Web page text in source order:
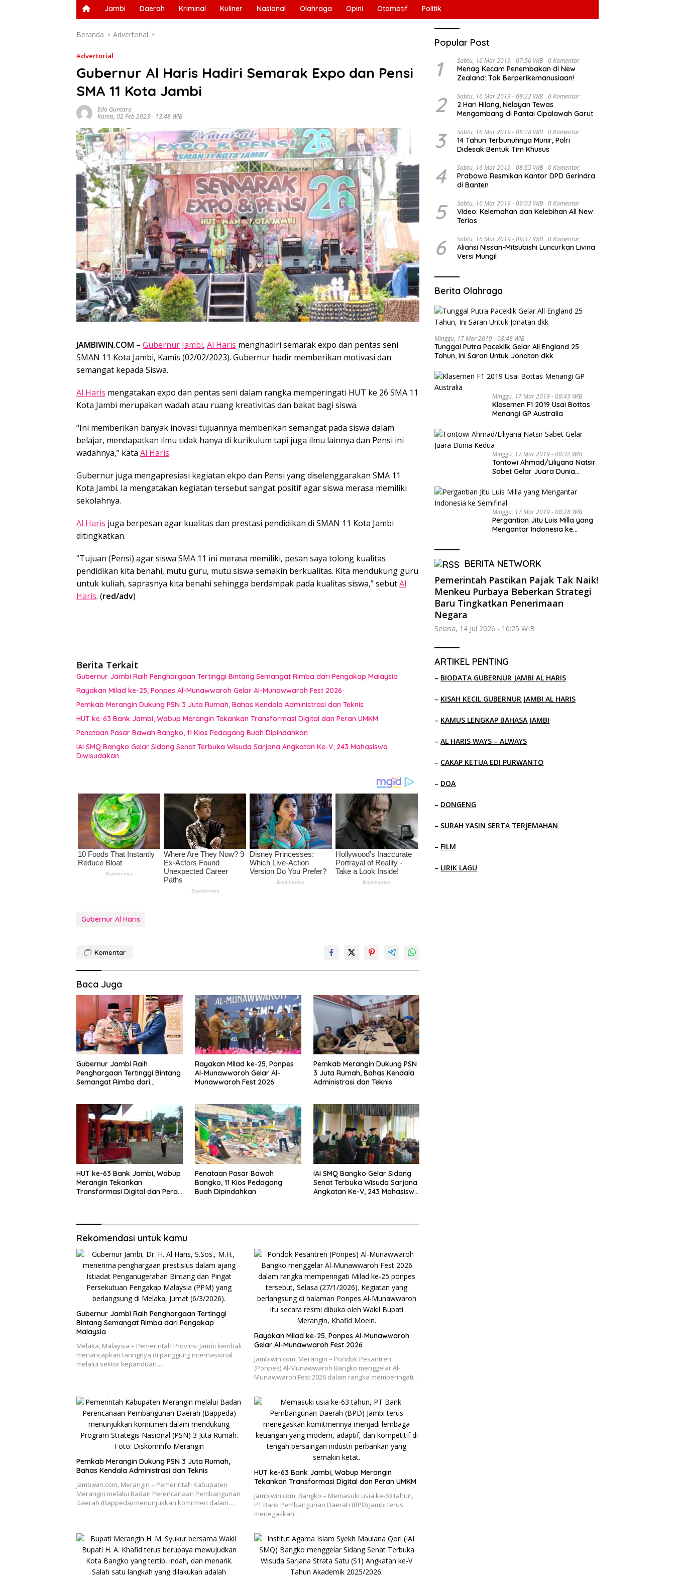
Jambi Daerah Kriminal Kuliner Nasional Olahraga Opini Otomotif Politik
Beranda Advertorial
Advertorial
Gubernur Al Haris Hadiri Semarak Expo dan Pensi
SMA 11 Kota Jambi
Edo Guntara
Kamis, 02 Feb 2023 - 13:48 WIB
JAMBIWIN.COM – Gubernur Jambi, Al Haris menghadiri semarak expo dan pentas seni
SMAN 11 Kota Jambi, Kamis (02/02/2023). Gubernur hadir memberikan motivasi dan
semangat kepada Siswa.
Al Haris mengatakan expo dan pentas seni dalam rangka memperingati HUT ke 26 SMA 11
Kota Jambi merupakan wadah atau ruang kreativitas dan bakat bagi siswa.
“Ini memberikan banyak inovasi tujuannya memberikan semangat pada siswa dalam
belajar, mendapatkan ilmu tidak hanya di kurikulum tapi juga ilmu lainnya dan Pensi ini
wadahnya,” kata Al Haris.
Gubernur juga mengapresiasi kegiatan ekpo dan Pensi yang diselenggarakan SMA 11
Kota Jambi. Ia mengatakan kegiatan tersebut sangat positif agar siswa merasa memiliki
sekolahnya.
Al Haris juga berpesan agar kualitas dan prestasi pendidikan di SMAN 11 Kota Jambi
ditingkatkan.
“Tujuan (Pensi) agar siswa SMA 11 ini merasa memiliki, pesan saya tolong kualitas
pendidikan kita benahi, mutu guru, mutu siswa semakin berkualitas. Kita mendukung guru
untuk kuliah, saprasnya kita benahi sehingga berdampak pada kualitas siswa,” sebutAl
Haris. (red/adv)
Berita Terkait
Gubernur Jambi Raih Penghargaan Tertinggi Bintang Semangat Rimba dari Pengakap Malaysia
Rayakan Milad ke-25, Ponpes Al-Munawwaroh Gelar Al-Munawwaroh Fest 2026
Pemkab Merangin Dukung PSN 3 Juta Rumah, Bahas Kendala Administrasi dan Teknis
HUT ke-63 Bank Jambi, Wabup Merangin Tekankan Transformasi Digital dan Peran UMKM
Penataan Pasar Bawah Bangko, 11 Kios Pedagang Buah Dipindahkan
IAI SMQ Bangko Gelar Sidang Senat Terbuka Wisuda Sarjana Angkatan Ke-V, 243 Mahasiswa
Diwisudakan
Gubernur Al Haris
Komentar
Baca Juga
Gubernur Jambi Raih
Penghargaan Tertinggi Bintang
Semangat Rimba dari
Rayakan Milad ke-25, Ponpes
Al-Munawwaroh Gelar Al-
Munawwaroh Fest 2026
Pemkab Merangin Dukung PSN
3 Juta Rumah, Bahas Kendala
Administrasi dan Teknis
HUT ke-63 Bank Jambi, Wabup
Merangin Tekankan
Transformasi Digital dan Peran
Penataan Pasar Bawah
Bangko, 11 Kios Pedagang
Buah Dipindahkan
IAI SMQ Bangko Gelar Sidang
Senat Terbuka Wisuda Sarjana
Angkatan Ke-V, 243 Mahasiswa
Rekomendasi untuk kamu
Gubernur Jambi Raih Penghargaan Tertinggi
Bintang Semangat Rimba dari Pengakap
Malaysia
Melaka, Malaysia – Pemerintah Provinsi Jambi kembali
menancapkan taringnya di panggung internasional
melalui sektor kepanduan…
Rayakan Milad ke-25, Ponpes Al-Munawwaroh
Gelar Al-Munawwaroh Fest 2026
Jambiwin.com, Merangin – Pondok Pesantren
(Ponpes) Al-Munawwaroh Bangko menggelar Al-
Munawwaroh Fest 2026 dalam rangka memperingati…
Pemkab Merangin Dukung PSN 3 Juta Rumah,
Bahas Kendala Administrasi dan Teknis
Jambiwin.com, Merangin – Pemerintah Kabupaten
Merangin melalui Badan Perencanaan Pembangunan
Daerah (Bappeda) menunjukkan komitmen dalam…
HUT ke-63 Bank Jambi, Wabup Merangin
Tekankan Transformasi Digital dan Peran UMKM
Jambiwin.com, Bangko – Memasuki usia ke-63 tahun,
PT Bank Pembangunan Daerah (BPD) Jambi terus
menegaskan…
Popular Post
1 Sabtu, 16 Mar 2019 - 07:56 WIB 0 Komentar
Menag Kecam Penembakan di New
Zealand: Tak Berperikemanusiaan!
2 Sabtu, 16 Mar 2019 - 08:22 WIB 0 Komentar
2 Hari Hilang, Nelayan Tewas
Mengambang di Pantai Cipalawah Garut
3 Sabtu, 16 Mar 2019 - 08:28 WIB 0 Komentar
14 Tahun Terbunuhnya Munir, Polri
Didesak Bentuk Tim Khusus
4 Sabtu, 16 Mar 2019 - 08:55 WIB 0 Komentar
Prabowo Resmikan Kantor DPD Gerindra
di Banten
5 Sabtu, 16 Mar 2019 - 09:03 WIB 0 Komentar
Video: Kelemahan dan Kelebihan All New
Terios
6 Sabtu, 16 Mar 2019 - 09:37 WIB 0 Komentar
Aliansi Nissan-Mitsubishi Luncurkan Livina
Versi Mungil
Berita Olahraga
Minggu, 17 Mar 2019 - 08:48 WIB
Tunggal Putra Paceklik Gelar All England 25
Tahun, Ini Saran Untuk Jonatan dkk
Minggu, 17 Mar 2019 - 08:43 WIB
Klasemen F1 2019 Usai Bottas
Menangi GP Australia
Minggu, 17 Mar 2019 - 08:32 WIB
Tontowi Ahmad/Liliyana Natsir
Sabet Gelar Juara Dunia
Minggu, 17 Mar 2019 - 08:28 WIB
Pergantian Jitu Luis Milla yang
Mengantar Indonesia ke
BERITA NETWORK
Pemerintah Pastikan Pajak Tak Naik!
Menkeu Purbaya Beberkan Strategi
Baru Tingkatkan Penerimaan
Negara
Selasa, 14 Jul 2026 - 10:25 WIB
ARTIKEL PENTING
– BIODATA GUBERNUR JAMBI AL HARIS
– KISAH KECIL GUBERNUR JAMBI AL HARIS
– KAMUS LENGKAP BAHASA JAMBI
–AL HARIS WAYS – ALWAYS
– CAKAP KETUA EDI PURWANTO
– DOA
– DONGENG
– SURAH YASIN SERTA TERJEMAHAN
– FILM
– LIRIK LAGU